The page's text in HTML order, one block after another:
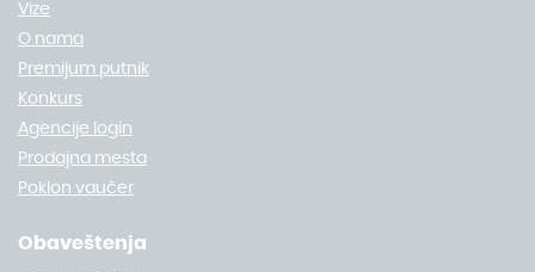
Vize
O nama
Premijum putnik
Konkurs
Agencije login
Prodajna mesta
Poklon vaučer
Obaveštenja